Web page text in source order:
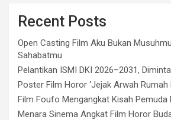
Recent Posts
Open Casting Film Aku Bukan
Sahabatmu
Pelantikan ISMI DKI 2026–2031,
Poster Film Horor ‘Jejak Arwah Rumah
Film Foufo Mengangkat Kisah Pemuda
Menara Sinema Angkat Film Horor